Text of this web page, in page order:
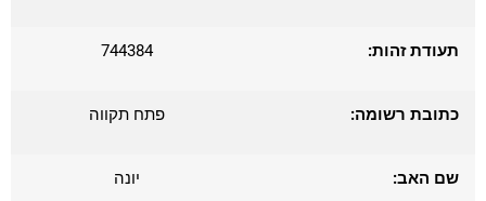
תעודת זהות: 744384
כתובת רשומה: פתח תקווה
שם האב: יונה